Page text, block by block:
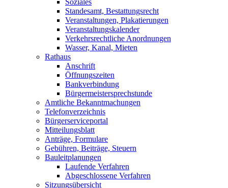
Soziales
Standesamt, Bestattungsrecht
Veranstaltungen, Plakatierungen
Veranstaltungskalender
Verkehrsrechtliche Anordnungen
Wasser, Kanal, Mieten
Rathaus
Anschrift
Öffnungszeiten
Bankverbindung
Bürgermeistersprechstunde
Amtliche Bekanntmachungen
Telefonverzeichnis
Bürgerserviceportal
Mitteilungsblatt
Anträge, Formulare
Gebühren, Beiträge, Steuern
Bauleitplanungen
Laufende Verfahren
Abgeschlossene Verfahren
Sitzungsübersicht